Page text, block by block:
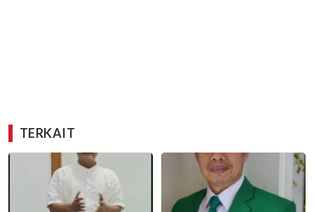
TERKAIT